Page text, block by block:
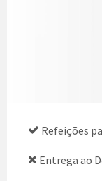
Refeições
Entrega ao